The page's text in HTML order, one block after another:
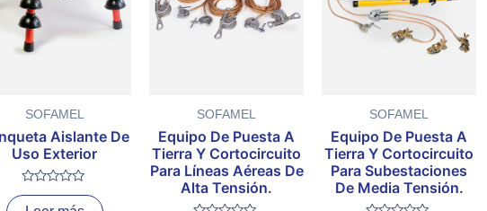
SOFAMEL
Aislante De
Uso Exterior
Valorado
con
SOFAMEL
Equipo De Puesta A
Tierra Y Cortocircuito
Para Líneas Aéreas De
Alta Tensión.
SOFAMEL
Equipo De Puesta A
Tierra Y Cortocircuito
Para Subestaciones
De Media Tensión.